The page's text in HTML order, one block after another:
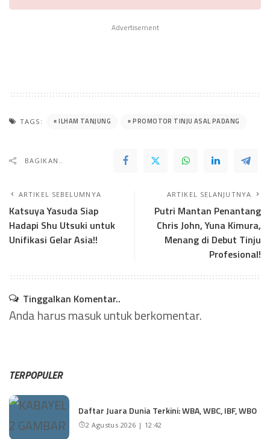
Advertisement
TAGS: ILHAM TANJUNG PROMOTOR TINJU ASAL PADANG
BAGIKAN..
ARTIKEL SEBELUMNYA
Katsuya Yasuda Siap
Hadapi Shu Utsuki untuk
Unifikasi Gelar Asia!!
ARTIKEL SELANJUTNYA
Putri Mantan Penantang
Chris John, Yuna Kimura,
Menang di Debut Tinju
Profesional!
Tinggalkan Komentar..
Anda harusmasukuntuk berkomentar.
TERPOPULER
Daftar Juara Dunia Terkini: WBA, WBC, IBF, WBO
2 Agustus 2026 | 12:42